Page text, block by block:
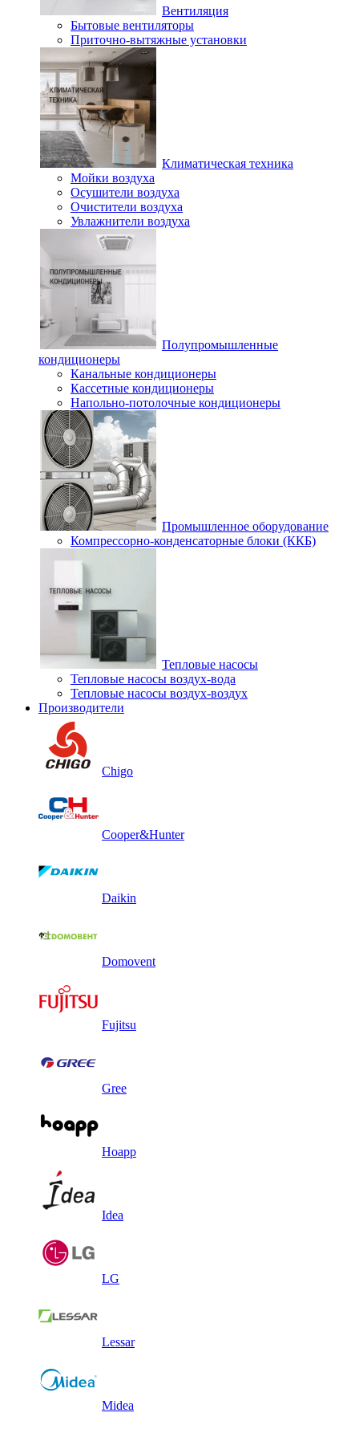
Вентиляция
Бытовые вентиляторы
Приточно-вытяжные установки
Климатическая техника
Мойки воздуха
Осушители воздуха
Очистители воздуха
Увлажнители воздуха
Полупромышленные
кондиционеры
Канальные кондиционеры
Кассетные кондиционеры
Напольно-потолочные кондиционеры
Промышленное оборудование
Компрессорно-конденсаторные блоки (ККБ)
Тепловые насосы
Тепловые насосы воздух-вода
Тепловые насосы воздух-воздух
Производители
Chigo
Cooper&Hunter
Daikin
Domovent
Fujitsu
Gree
Hoapp
Idea
LG
Lessar
Midea